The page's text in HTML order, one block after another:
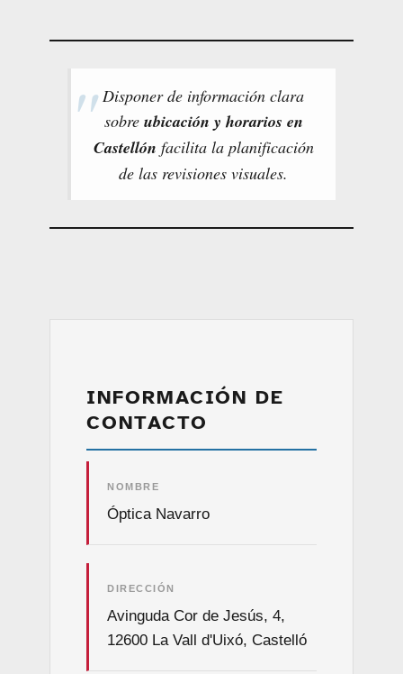
Disponer de información clara
sobre ubicación y horarios en
Castellón facilita la planificación
de las revisiones visuales.
INFORMACIÓN DE
CONTACTO
NOMBRE
Óptica Navarro
DIRECCIÓN
Avinguda Cor de Jesús, 4,
12600 La Vall d'Uixó, Castelló